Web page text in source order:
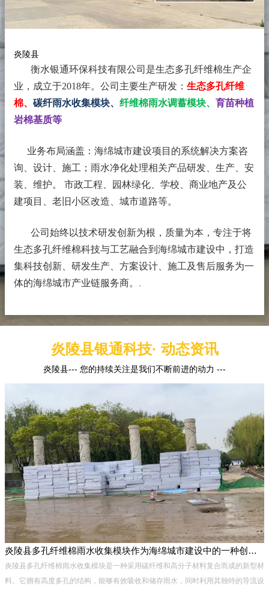
炎陵县
衡水银通环保科技有限公司是生态多孔纤维棉生产企
业，成立于2018年。 公司主要生产研发： 生态多孔纤维
棉、 碳纤雨水收集模块、 纤维棉雨水调蓄模块、 育苗种植
岩棉基质等
业务布局涵盖：海绵城市建设项目的系统解决方案咨
询、设计、施工；雨水净化处理相关产品研发、生产、安
装、维护。 市政工程、园林绿化、学校、商业地产及公
建项目、老旧小区改造、城市道路等。
公司始终以技术研发创新为根，质量为本，专注于将
生态多孔纤维棉科技与工艺融合到海绵城市建设中，打造
集科技创新、研发生产、方案设计、施工及售后服务为一
体的海绵城市产业链服务商。
炎陵县银通科技· 动态资讯
炎陵县--- 您的持续关注是我们不断前进的动力 ---
炎陵县多孔纤维棉雨水收集模块作为海绵城市建设中的一种创新材料
炎陵县多孔纤维棉雨水收集模块是一种采用碳纤维和高分子材料复合而成的新型材
料。它拥有高度多孔的结构，能够有效吸收和储存雨水，同时利用其独特的导流设